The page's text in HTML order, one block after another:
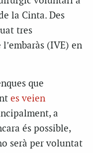
la Cinta. Des
tres
(IVE) en
que
es veien
a
és possible,
serà per voluntat